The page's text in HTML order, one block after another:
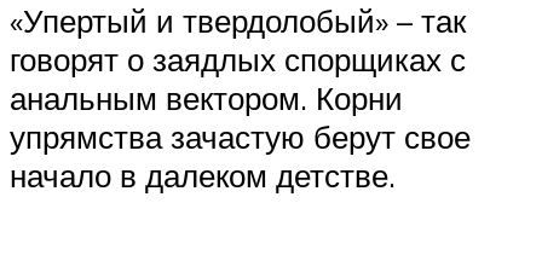
«Упертый и твердолобый» – так
говорят о заядлых спорщиках с
анальным вектором. Корни
упрямства зачастую берут свое
начало в далеком детстве.